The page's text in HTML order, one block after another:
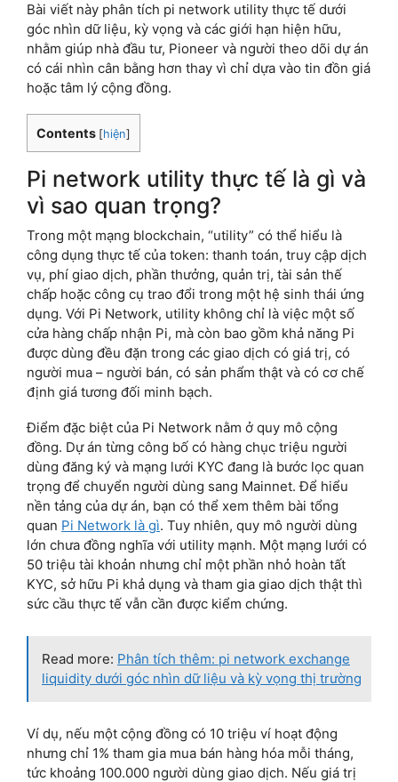
Bài viết này phân tích pi network utility thực tế dưới
góc nhìn dữ liệu, kỳ vọng và các giới hạn hiện hữu,
nhằm giúp nhà đầu tư, Pioneer và người theo dõi dự án
có cái nhìn cân bằng hơn thay vì chỉ dựa vào tin đồn giá
hoặc tâm lý cộng đồng.
Contents [hiện]
Pi network utility thực tế là gì và
vì sao quan trọng?
Trong một mạng blockchain, “utility” có thể hiểu là
công dụng thực tế của token: thanh toán, truy cập dịch
vụ, phí giao dịch, phần thưởng, quản trị, tài sản thế
chấp hoặc công cụ trao đổi trong một hệ sinh thái ứng
dụng. Với Pi Network, utility không chỉ là việc một số
cửa hàng chấp nhận Pi, mà còn bao gồm khả năng Pi
được dùng đều đặn trong các giao dịch có giá trị, có
người mua – người bán, có sản phẩm thật và có cơ chế
định giá tương đối minh bạch.
Điểm đặc biệt của Pi Network nằm ở quy mô cộng
đồng. Dự án từng công bố có hàng chục triệu người
dùng đăng ký và mạng lưới KYC đang là bước lọc quan
trọng để chuyển người dùng sang Mainnet. Để hiểu
nền tảng của dự án, bạn có thể xem thêm bài tổng
quan Pi Network là gì. Tuy nhiên, quy mô người dùng
lớn chưa đồng nghĩa với utility mạnh. Một mạng lưới có
50 triệu tài khoản nhưng chỉ một phần nhỏ hoàn tất
KYC, sở hữu Pi khả dụng và tham gia giao dịch thật thì
sức cầu thực tế vẫn cần được kiểm chứng.
Read more: Phân tích thêm: pi network exchange
liquidity dưới góc nhìn dữ liệu và kỳ vọng thị trường
Ví dụ, nếu một cộng đồng có 10 triệu ví hoạt động
nhưng chỉ 1% tham gia mua bán hàng hóa mỗi tháng,
tức khoảng 100.000 người dùng giao dịch. Nếu giá trị